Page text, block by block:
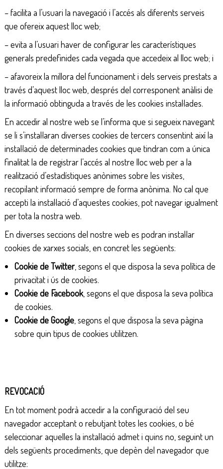
– facilita a l’usuari la navegació i l’accés als diferents serveis
que ofereix aquest lloc web;
– evita a l’usuari haver de configurar les característiques
generals predefinides cada vegada que accedeix al lloc web; i
– afavoreix la millora del funcionament i dels serveis prestats a
través d’aquest lloc web, després del corresponent anàlisi de
la informació obtinguda a través de les cookies instal·lades.
En accedir al nostre web se l’informa que si segueix navegant
se li s’instal·laran diverses cookies de tercers consentint així la
instal·lació de determinades cookies que tindran com a única
finalitat la de registrar l’accés al nostre lloc web per a la
realització d’estadístiques anònimes sobre les visites,
recopilant informació sempre de forma anònima. No cal que
accepti la instal·lació d’aquestes cookies, pot navegar igualment
per tota la nostra web.
En diverses seccions del nostre web es podran instal·lar
cookies de xarxes socials, en concret les següents:
Cookie de Twitter, segons el que disposa la seva política de
privacitat i ús de cookies.
Cookie de Facebook, segons el que disposa la seva política
de cookies.
Cookie de Google, segons el que disposa la seva pàgina
sobre quin tipus de cookies utilitzen.
REVOCACIÓ
En tot moment podrà accedir a la configuració del seu
navegador acceptant o rebutjant totes les cookies, o bé
seleccionar aquelles la instal·lació admet i quins no, seguint un
dels següents procediments, que depèn del navegador que
utilitze: